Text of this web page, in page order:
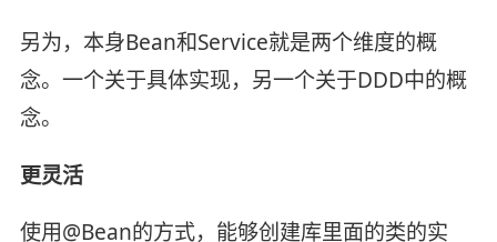
另为，本身Bean和Service就是两个维度的概
念。一个关于具体实现，另一个关于DDD中的概
念。
更灵活
使用@Bean的方式，能够创建库里面的类的实